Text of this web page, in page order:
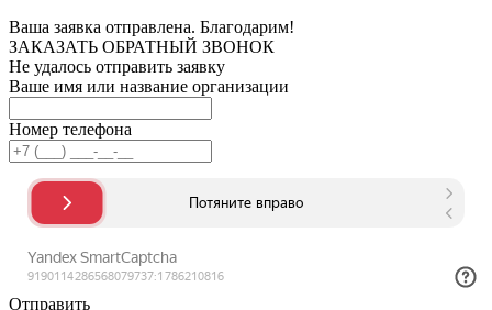
Ваша заявка отправлена. Благодарим!
ЗАКАЗАТЬ ОБРАТНЫЙ ЗВОНОК
Не удалось отправить заявку
Ваше имя или название организации
Номер телефона
Отправить